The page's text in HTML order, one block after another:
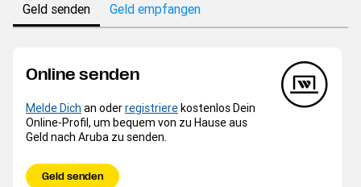
Geld senden Geld empfangen
Online senden
Melde Dich an oderregistrierekostenlos Dein
Online-Profil, um bequem von zu Hause aus
Geld nach Aruba zu senden.
Geld senden